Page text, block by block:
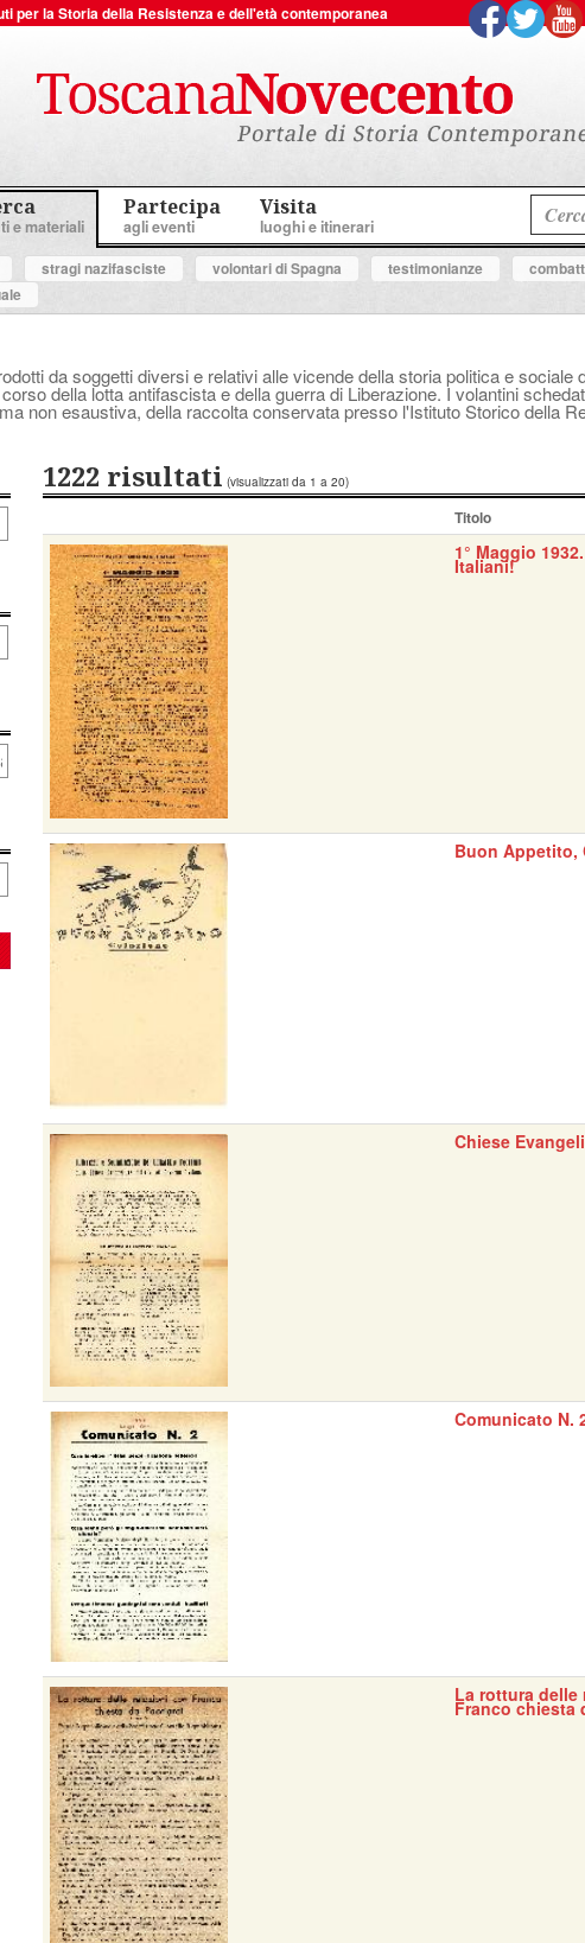
per la Storia della Resistenza e dell'età contemporanea
e materiali
Partecipa
agli eventi
Visita
luoghi e itinerari
stragi nazifasciste volontari di Spagna testimonianze
da soggetti diversi e relativi alle vicende della storia politica e
della lotta antifascista e della guerra di Liberazione. I volantini
non esaustiva, della raccolta conservata presso l'Istituto Storico della
1222 risultati (visualizzati da 1 a 20)
Titolo
1° Maggio
Italiani!
Buon Appetito,
Chiese
Comunicato N.
La rottura delle
Franco chiesta